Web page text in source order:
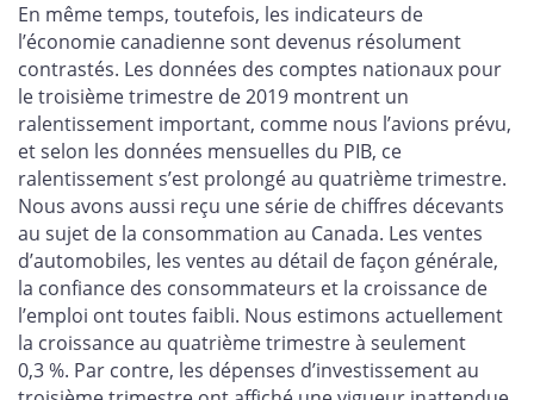
En même temps, toutefois, les indicateurs de
l’économie canadienne sont devenus résolument
contrastés. Les données des comptes nationaux pour
le troisième trimestre de 2019 montrent un
ralentissement important, comme nous l’avions prévu,
et selon les données mensuelles du PIB, ce
ralentissement s’est prolongé au quatrième trimestre.
Nous avons aussi reçu une série de chiffres décevants
au sujet de la consommation au Canada. Les ventes
d’automobiles, les ventes au détail de façon générale,
la confiance des consommateurs et la croissance de
l’emploi ont toutes faibli. Nous estimons actuellement
la croissance au quatrième trimestre à seulement
0,3 %. Par contre, les dépenses d’investissement au